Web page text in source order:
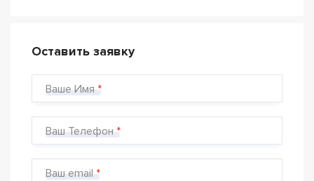
Оставить заявку
Ваше Имя
Ваш Телефон
Ваш email